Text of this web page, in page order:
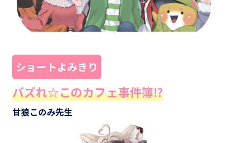
ショートよみきり
バズれ☆このカフェ事件簿⁉
甘狼このみ先生